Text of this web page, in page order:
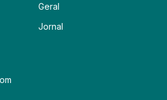
Geral
Jornal